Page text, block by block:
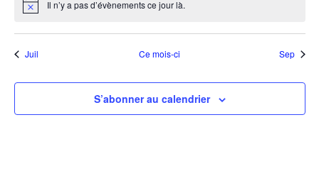
Notice Il n’y a pas d’évènements ce jour là.
Juil Ce mois-ci Sep
S’abonner au calendrier